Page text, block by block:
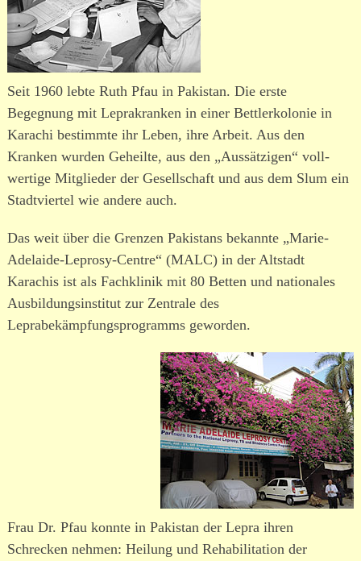
Seit 1960 lebte Ruth Pfau in Pakistan. Die erste
Begegnung mit Leprakranken in einer Bettlerkolonie in
Karachi bestimmte ihr Leben, ihre Arbeit. Aus den
Kranken wurden Geheilte, aus den „Aussätzigen“ voll­
wertige Mitglieder der Gesellschaft und aus dem Slum ein
Stadtviertel wie andere auch.
Das weit über die Grenzen Pakistans bekannte „Marie-
Adelaide-Leprosy-Centre“ (MALC) in der Altstadt
Karachis ist als Fachklinik mit 80 Betten und natio­nales
Ausbildungsinstitut zur Zentrale des
Leprabekämpfungsprogramms geworden.
Frau Dr. Pfau konnte in Pakistan der Lepra ihren
Schrecken nehmen: Heilung und Rehabilitation der